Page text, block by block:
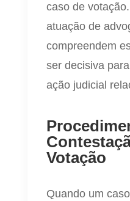
caso de
atuação de
compreendem
ser decisiva
ação judicial
Votação
Quando um